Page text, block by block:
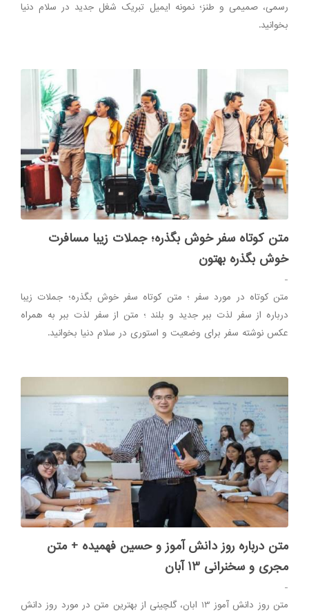
رسمی، صمیمی و طنز؛ نمونه ایمیل تبریک شغل جدید در سلام دنیا
بخوانید.
متن کوتاه سفر خوش بگذره؛ جملات زیبا مسافرت
خوش بگذره بهتون
-
متن کوتاه در مورد سفر ؛ متن کوتاه سفر خوش بگذره؛ جملات زیبا
درباره از سفر لذت ببر جدید و بلند ؛ متن از سفر لذت ببر به همراه
عکس نوشته سفر برای وضعیت و استوری در سلام دنیا بخوانید.
متن درباره روز دانش آموز و حسین فهمیده + متن
مجری و سخنرانی 13 آبان
-
متن روز دانش آموز 13 ابان، گلچینی از بهترین متن در مورد روز دانش